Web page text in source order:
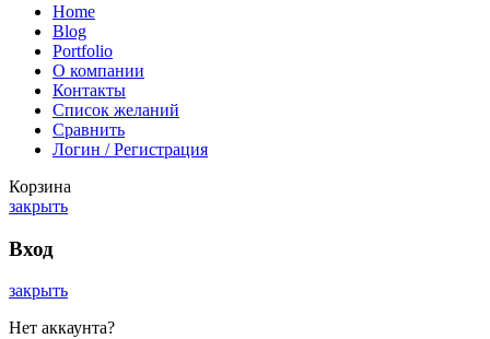
Home
Blog
Portfolio
О компании
Контакты
Список желаний
Сравнить
Логин / Регистрация
Корзина
закрыть
Вход
закрыть
Нет аккаунта?